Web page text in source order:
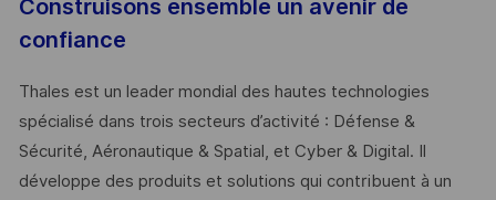
Construisons ensemble un avenir de
confiance
Thales est un leader mondial des hautes technologies
spécialisé dans trois secteurs d’activité : Défense &
Sécurité, Aéronautique & Spatial, et Cyber & Digital. Il
développe des produits et solutions qui contribuent à un